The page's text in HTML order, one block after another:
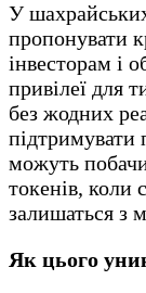
У
пропонувати
інвесторам і
привілеї для
без жодних
підтримувати
можуть
токенів, коли
залишаться з
Як цього